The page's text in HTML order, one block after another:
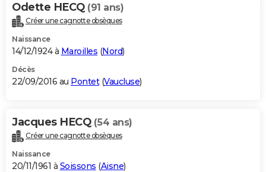
Odette HECQ (91 ans)
Créer une cagnotte obsèques
Naissance
14/12/1924 à Maroilles (Nord)
Décès
22/09/2016 au Pontet(Vaucluse)
Jacques HECQ (54 ans)
Créer une cagnotte obsèques
Naissance
20/11/1961 à Soissons (Aisne)